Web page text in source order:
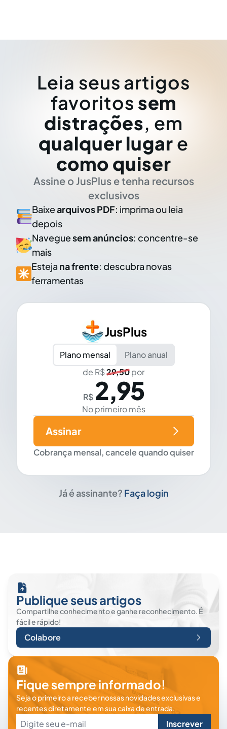
Leia seus artigos
favoritos sem
distrações, em
qualquer lugar e
como quiser
Assine o JusPlus e tenha recursos
exclusivos
Baixearquivos PDF: imprima ou leia
depois
Naveguesem anúncios: concentre-se
mais
Esteja na frente: descubra novas
ferramentas
JusPlus
Plano mensal
Plano anual
de R$29,50por
R$ 2,95
No primeiro mês
Cobrança mensal, cancele quando quiser
Assinar
Já é assinante? Faça login
Publique seus artigos
Compartilhe conhecimento e ganhe reconhecimento. É
fácil e rápido!
Colabore
Fique sempre informado!
Seja o primeiro a receber nossas novidades exclusivas e
recentes diretamente em sua caixa de entrada.
Inscrever